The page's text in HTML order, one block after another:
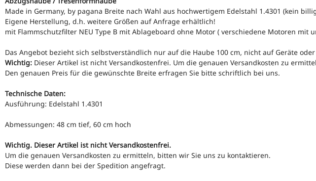
Made in Germany, by pagana Breite nach Wahl aus hochwertigem Edelstahl 1.4301 (kein
Eigene Herstellung, d.h. weitere Größen auf Anfrage erhältlich!
mit Flammschutzfilter NEU Type B mit Ablageboard ohne Motor ( verschiedene Motoren mit
Das Angebot bezieht sich selbstverständlich nur auf die Haube 100 cm, nicht auf Geräte oder
Wichtig: Dieser Artikel ist nicht Versandkostenfrei. Um die genauen Versandkosten zu
Den genauen Preis für die gewünschte Breite erfragen Sie bitte schriftlich bei uns.
Technische Daten:
Ausführung: Edelstahl 1.4301
Abmessungen: 48 cm tief, 60 cm hoch
Wichtig. Dieser Artikel ist nicht Versandkostenfrei.
Um die genauen Versandkosten zu ermitteln, bitten wir Sie uns zu kontaktieren.
Diese werden dann bei der Spedition angefragt.